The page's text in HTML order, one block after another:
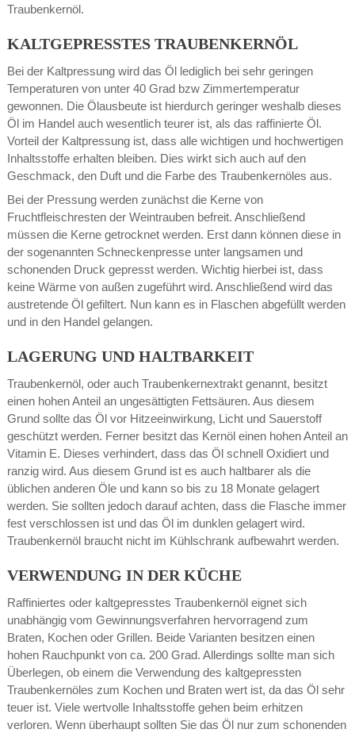
Traubenkernöl.
KALTGEPRESSTES TRAUBENKERNÖL
Bei der Kaltpressung wird das Öl lediglich bei sehr geringen
Temperaturen von unter 40 Grad bzw Zimmertemperatur
gewonnen. Die Ölausbeute ist hierdurch geringer weshalb dieses
Öl im Handel auch wesentlich teurer ist, als das raffinierte Öl.
Vorteil der Kaltpressung ist, dass alle wichtigen und hochwertigen
Inhaltsstoffe erhalten bleiben. Dies wirkt sich auch auf den
Geschmack, den Duft und die Farbe des Traubenkernöles aus.
Bei der Pressung werden zunächst die Kerne von
Fruchtfleischresten der Weintrauben befreit. Anschließend
müssen die Kerne getrocknet werden. Erst dann können diese in
der sogenannten Schneckenpresse unter langsamen und
schonenden Druck gepresst werden. Wichtig hierbei ist, dass
keine Wärme von außen zugeführt wird. Anschließend wird das
austretende Öl gefiltert. Nun kann es in Flaschen abgefüllt werden
und in den Handel gelangen.
LAGERUNG UND HALTBARKEIT
Traubenkernöl, oder auch Traubenkernextrakt genannt, besitzt
einen hohen Anteil an ungesättigten Fettsäuren. Aus diesem
Grund sollte das Öl vor Hitzeeinwirkung, Licht und Sauerstoff
geschützt werden. Ferner besitzt das Kernöl einen hohen Anteil an
Vitamin E. Dieses verhindert, dass das Öl schnell Oxidiert und
ranzig wird. Aus diesem Grund ist es auch haltbarer als die
üblichen anderen Öle und kann so bis zu 18 Monate gelagert
werden. Sie sollten jedoch darauf achten, dass die Flasche immer
fest verschlossen ist und das Öl im dunklen gelagert wird.
Traubenkernöl braucht nicht im Kühlschrank aufbewahrt werden.
VERWENDUNG IN DER KÜCHE
Raffiniertes oder kaltgepresstes Traubenkernöl eignet sich
unabhängig vom Gewinnungsverfahren hervorragend zum
Braten, Kochen oder Grillen. Beide Varianten besitzen einen
hohen Rauchpunkt von ca. 200 Grad. Allerdings sollte man sich
Überlegen, ob einem die Verwendung des kaltgepressten
Traubenkernöles zum Kochen und Braten wert ist, da das Öl sehr
teuer ist. Viele wertvolle Inhaltsstoffe gehen beim erhitzen
verloren. Wenn überhaupt sollten Sie das Öl nur zum schonenden